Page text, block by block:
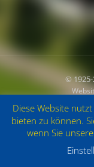
© 1925
Diese Website
bieten zu können.
wenn Sie